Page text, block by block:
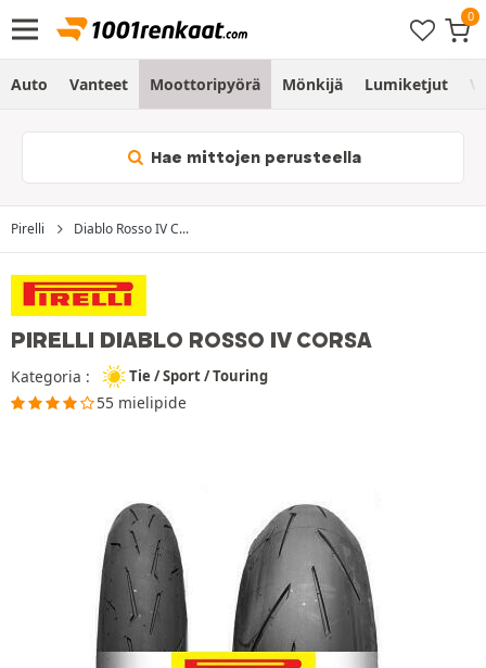
Auto Vanteet Moottoripyörä Mönkijä Lumiketjut
Hae mittojen perusteella
Pirelli Diablo Rosso IV C...
PIRELLI DIABLO ROSSO IV CORSA
Kategoria : Tie / Sport / Touring
55 mielipide